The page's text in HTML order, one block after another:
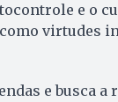
e o
virtudes
e busca a